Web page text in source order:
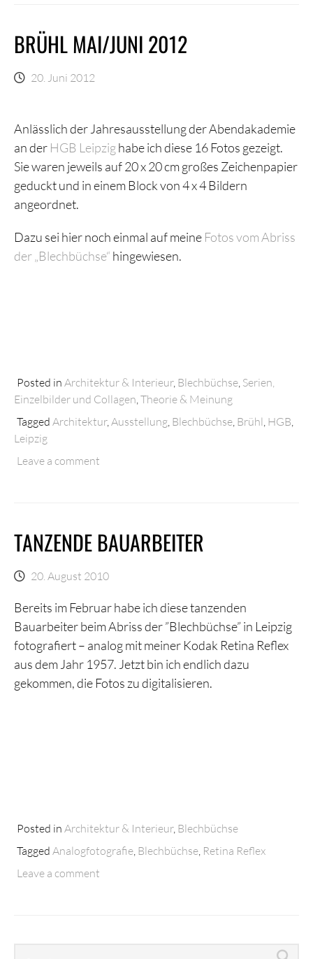
BRÜHL MAI/JUNI 2012
20. Juni 2012
Anlässlich der Jahresausstellung der Abendakademie
an der HGB Leipzighabe ich diese 16 Fotos gezeigt.
Sie waren jeweils auf 20 x 20 cm großes Zeichenpapier
geduckt und in einem Block von 4 x 4 Bildern
angeordnet.
Dazu sei hier noch einmal auf meine Fotos vom Abriss
der „Blechbüchse“ hingewiesen.
Posted in Architektur & Interieur, Blechbüchse Serien,
Einzelbilder und Collagen Theorie & Meinung
Tagged Architektur, Ausstellung Blechbüchse Brühl HGB
Leipzig
Leave a comment
TANZENDE BAUARBEITER
20. August 2010
Bereits im Februar habe ich diese tanzenden
Bauarbeiter beim Abriss der ”Blechbüchse” in Leipzig
fotografiert – analog mit meiner Kodak Retina Reflex
aus dem Jahr 1957. Jetzt bin ich endlich dazu
gekommen, die Fotos zu digitalisieren.
Posted in Architektur & Interieur, Blechbüchse
Tagged Analogfotografie Blechbüchse Retina Reflex
Leave a comment